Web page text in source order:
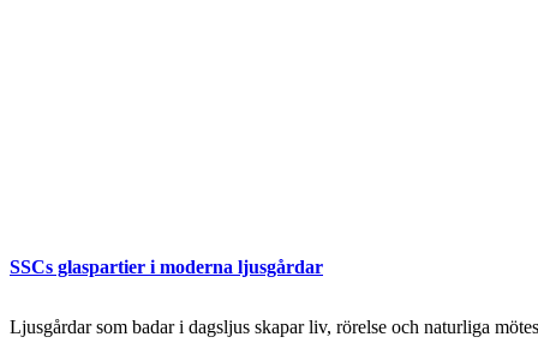
SSCs glaspartier i moderna ljusgårdar
Ljusgårdar som badar i dagsljus skapar liv, rörelse och naturliga